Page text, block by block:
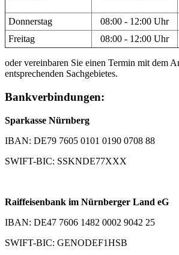
Donnerstag 08:00 - 12:00 Uhr
Freitag
08:00 - 12:00 Uhr
oder vereinbaren Sie einen Termin mit dem
entsprechenden Sachgebietes.
Bankverbindungen:
Sparkasse Nürnberg
IBAN: DE79 7605 0101 0190 0708 88
SWIFT-BIC: SSKNDE77XXX
Raiffeisenbank im Nürnberger Land eG
IBAN: DE47 7606 1482 0002 9042 25
SWIFT-BIC: GENODEF1HSB